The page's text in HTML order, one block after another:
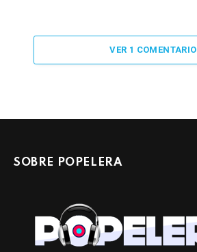
VER 1 COMENTARIO
SOBRE POPELERA